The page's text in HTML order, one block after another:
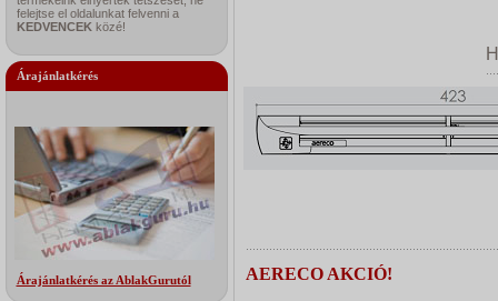
felejtse el oldalunkat felvenni a
KEDVENCEK közé!
Árajánlatkérés
Árajánlatkérés az AblakGurutól AERECO AKCIÓ!